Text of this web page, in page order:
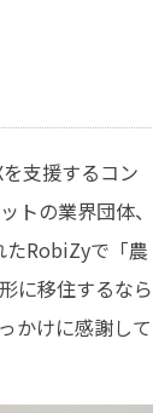
支援するコン
トの業界団体、
たRobiZyで「農
に移住するなら
かけに感謝して